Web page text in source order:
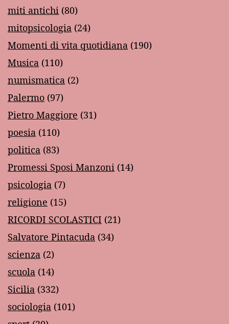
miti antichi (80)
mitopsicologia (24)
Momenti di vita quotidiana (190)
Musica (110)
numismatica (2)
Palermo (97)
Pietro Maggiore (31)
poesia (110)
politica (83)
Promessi Sposi Manzoni (14)
psicologia (7)
religione (15)
RICORDI SCOLASTICI (21)
Salvatore Pintacuda (34)
scienza (2)
scuola (14)
Sicilia (332)
sociologia (101)